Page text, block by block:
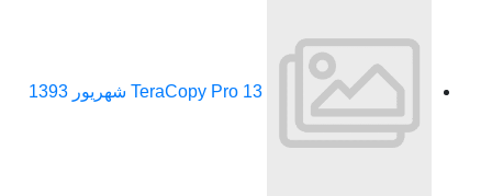
TeraCopy Pro13 شهریور 1393